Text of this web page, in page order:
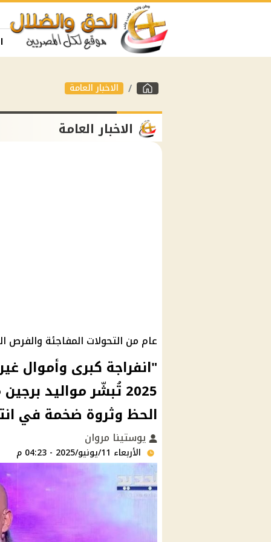
الاخبار العامة
الاخبار العامة
عام من التحولات المفاجئة والفرص
"انفراجة كبرى وأموال
2025 تُبشّر مواليد
الحظ وثروة ضخمة في
يوستينا مروان
الأربعاء 11/يونيو/2025 - 04:23 م